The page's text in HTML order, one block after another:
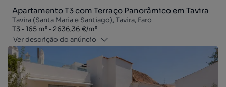
Apartamento T3 com Terraço Panorâmico em Tavira
Tavira (Santa Maria e Santiago), Tavira, Faro
Tipologia
T3
Zona165 m²
Preço por metro quadrado
2636,36 €/m²
Ver descrição do anúncio